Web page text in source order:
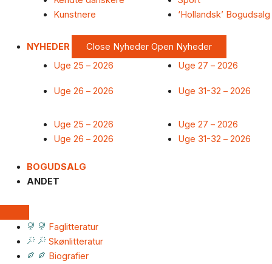
Kunstnere
‘Hollandsk’ Bogudsalg
NYHEDER Close Nyheder Open Nyheder
Uge 25 – 2026
Uge 26 – 2026
Uge 27 – 2026
Uge 31-32 – 2026
Uge 25 – 2026
Uge 26 – 2026
Uge 27 – 2026
Uge 31-32 – 2026
BOGUDSALG
ANDET
Faglitteratur
Skønlitteratur
Biografier